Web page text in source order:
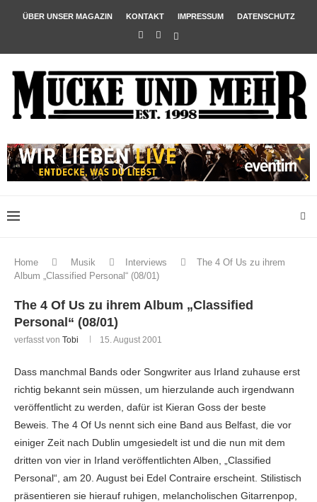
ÜBER UNSER MAGAZIN KONTAKT IMPRESSUM DATENSCHUTZ
Home Musik Interviews
The 4 Of Us zu ihrem
Album „Classified Personal“ (08/01)
The 4 Of Us zu ihrem Album „Classified
Personal“ (08/01)
verfasst von Tobi 15. August 2001
Dass manchmal Bands oder Songwriter aus Irland zuhause erst
richtig bekannt sein müssen, um hierzulande auch irgendwann
veröffentlicht zu werden, dafür ist Kieran Goss der beste
Beweis. The 4 Of Us nennt sich eine Band aus Belfast, die vor
einiger Zeit nach Dublin umgesiedelt ist und die nun mit dem
dritten von vier in Irland veröffentlichten Alben, „Classified
Personal“, am 20. August bei Edel Contraire erscheint. Stilistisch
präsentieren sie hierauf ruhigen, melancholischen Gitarrenpop,